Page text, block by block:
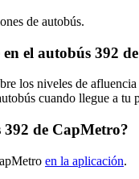
de autobús.
el autobús 392
los niveles de
cuando llegue a tu
392 de CapMetro?
en la aplicación.